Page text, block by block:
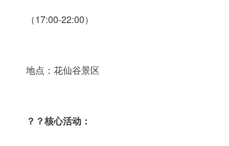
（17:00-22:00）
地点：花仙谷景区
？？核心活动：